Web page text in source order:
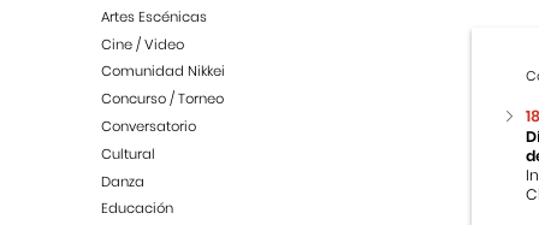
Artes Escénicas
Cine / Video
Comunidad Nikkei
Concurso / Torneo
Conversatorio
Cultural
Danza
Educación